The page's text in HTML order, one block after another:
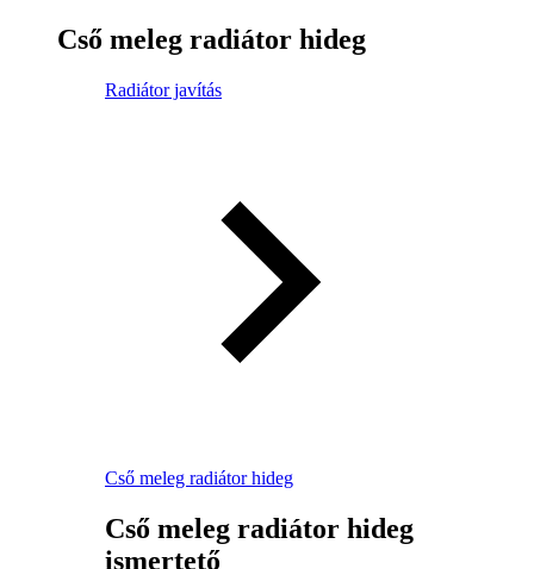
Cső meleg radiátor hideg
Radiátor javítás
Cső meleg radiátor hideg
Cső meleg radiátor hideg
ismertető